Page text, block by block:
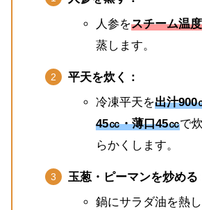
人参をスチーム温
蒸します。
平天を炊く：
冷凍平天を出汁900
45㏄・薄口45㏄で
らかくします。
玉葱・ピーマンを炒める
鍋にサラダ油を熱し